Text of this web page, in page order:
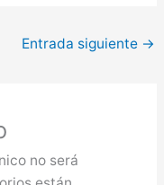
Entrada siguiente →
no será